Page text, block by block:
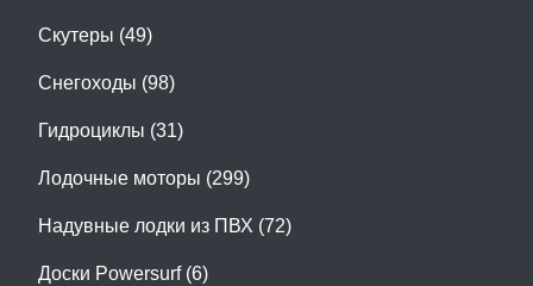
Скутеры (49)
Снегоходы (98)
Гидроциклы (31)
Лодочные моторы (299)
Надувные лодки из ПВХ (72)
Доски Powersurf (6)